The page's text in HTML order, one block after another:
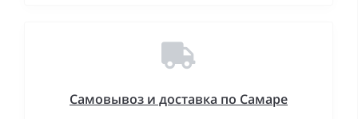
Самовывоз и доставка по Самаре